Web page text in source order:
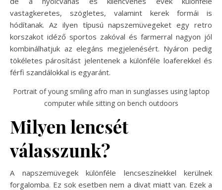
vastagkeretes, szögletes, valamint kerek formái is
hódítanak. Az ilyen típusú napszemüvegeket egy retro
korszakot idéző sportos zakóval és farmerral nagyon jól
kombinálhatjuk az elegáns megjelenésért. Nyáron pedig
tökéletes párosítást jelentenek a különféle loaferekkel és
férfi szandálokkal is egyaránt.
Portrait of young smiling afro man in sunglasses using laptop
computer while sitting on bench outdoors
Milyen lencsét
válasszunk?
A napszemüvegek különféle lencseszínekkel kerülnek
forgalomba. Ez sok esetben nem a divat miatt van. Ezek a